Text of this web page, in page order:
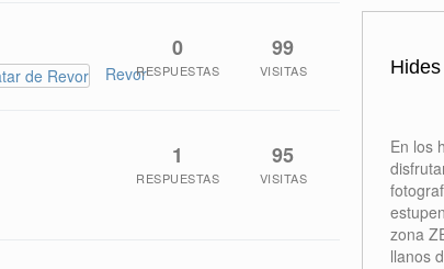
Revor
0
RESPUESTAS
99
VISITAS
1
RESPUESTAS
95
VISITAS
En los
zona
llanos